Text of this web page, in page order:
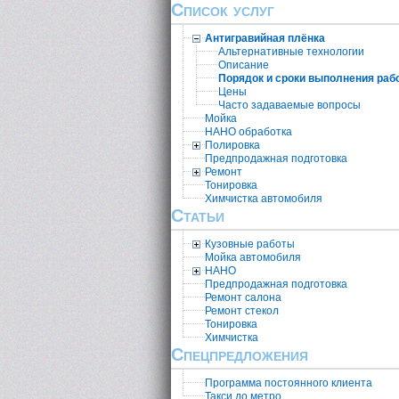
Список услуг
Антигравийная плёнка
Альтернативные технологии
Описание
Порядок и сроки выполнения
Цены
Часто задаваемые вопросы
Мойка
НАНО обработка
Полировка
Предпродажная подготовка
Ремонт
Тонировка
Химчистка автомобиля
Статьи
Кузовные работы
Мойка автомобиля
НАНО
Предпродажная подготовка
Ремонт салона
Ремонт стекол
Тонировка
Химчистка
Спецпредложения
Программа постоянного клиента
Такси до метро